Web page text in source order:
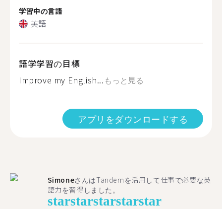
学習中の言語
英語
語学学習の目標
Improve my English... もっと見る
アプリをダウンロードする
SimoneさんはTandemを活用して仕事で必要な英
語力を習得しました。
starstarstarstarstar